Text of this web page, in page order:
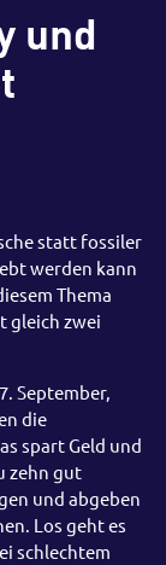
und
statt fossiler
werden kann
Thema
gleich zwei
September,
die
spart Geld und
zehn gut
und abgeben
Los geht es
schlechtem